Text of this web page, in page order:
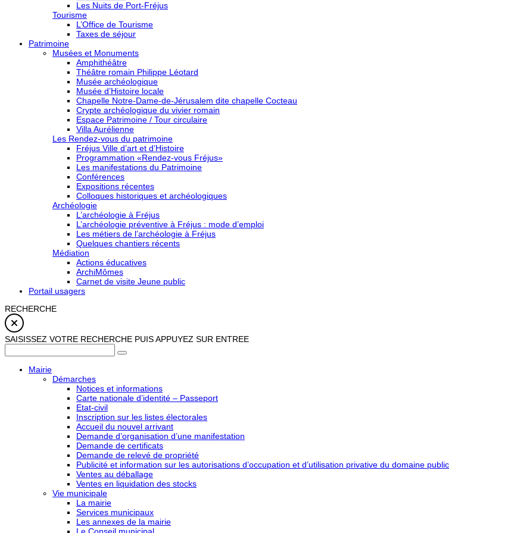
Les Nuits de Port-Fréjus
Tourisme
L’Office de Tourisme
Taxes de séjour
Patrimoine
Musées et Monuments
Amphithéâtre
Théâtre romain Philippe Léotard
Musée archéologique
Musée d’Histoire locale
Chapelle Notre-Dame-de-Jérusalem dite chapelle Cocteau
Crypte archéologique du vivier romain
Espace Patrimoine / Tour circulaire
Villa Aurélienne
Les Rendez-vous du patrimoine
Fréjus Ville d’art et d’Histoire
Programmation «Rendez-vous Fréjus»
Les manifestations du Patrimoine
Conférences
Expositions récentes
Colloques historiques et archéologiques
Archéologie
L’archéologie à Fréjus
L’archéologie préventive à Fréjus : mode d’emploi
Les métiers de l’archéologie à Fréjus
Quelques chantiers récents
Médiation
Actions éducatives
ArchiMômes
Carnet de visite Jeune public
Portail usagers
RECHERCHE
SAISISSEZ VOTRE RECHERCHE PUIS APPUYEZ SUR ENTREE
Mairie
Démarches
Notices et informations
Carte nationale d’identité – Passeport
Etat-civil
Inscription sur les listes électorales
Accueil du nouvel arrivant
Demande d’organisation d’une manifestation
Demande de certificats
Demande de relevé de propriété
Publicité et information sur les autorisations d’occupation et d’utilisation privative du domaine public
Ventes au déballage
Ventes en liquidation des stocks
Vie municipale
La mairie
Services municipaux
Les annexes de la mairie